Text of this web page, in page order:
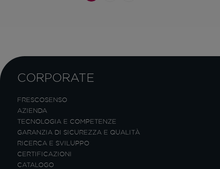
CORPORATE
FRESCOSENSO
AZIENDA
TECNOLOGIA E COMPETENZE
GARANZIA DI SICUREZZA E QUALITÀ
RICERCA E SVILUPPO
CERTIFICAZIONI
CATALOGO